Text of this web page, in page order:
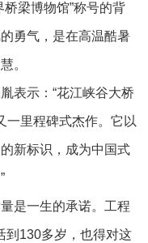
梁博物馆”称号的背
勇气，是在高温酷暑
。
表示：“花江峡谷大桥
一里程碑式杰作。它以
新标识，成为中国式
是一生的承诺。工程
到130多岁，也得对这